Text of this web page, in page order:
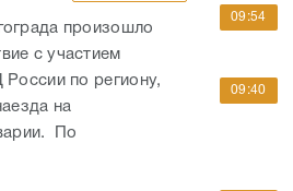
произошло
с участием
по региону,
на
По
09:54
09:40